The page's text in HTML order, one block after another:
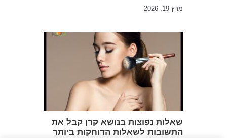
מרץ 19, 2026
שאלות נפוצות בנושא קרן קבל את
התשובות לשאלות הדוחקות ביותר